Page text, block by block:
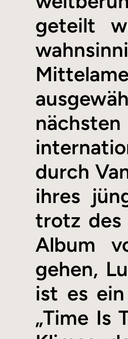
geteilt
durch
ihres
trotz des
Album
gehen,
ist es
„Time Is